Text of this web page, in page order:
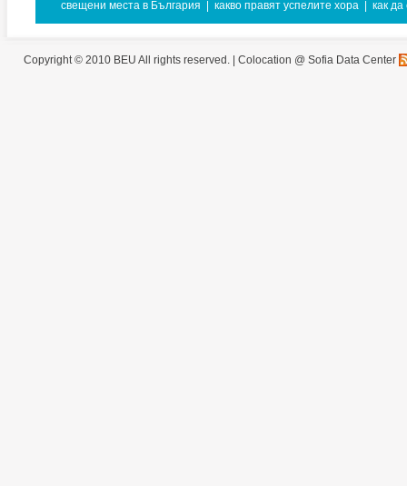
свещени места в България какво правят успелите хора как
Copyright © 2010 BEU All rights reserved. | Colocation @ Sofia Data Center